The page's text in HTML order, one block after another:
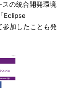
の統合開発環境
Eclipse
参加したことも発